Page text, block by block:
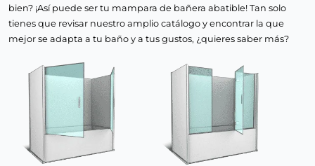
bien? ¡Así puede ser tu mampara de bañera abatible! Tan solo
tienes que revisar nuestro amplio catálogo y encontrar la que
mejor se adapta a tu baño y a tus gustos, ¿quieres saber más?